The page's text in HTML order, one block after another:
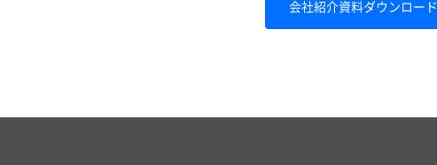
会社紹介資料ダウンロード